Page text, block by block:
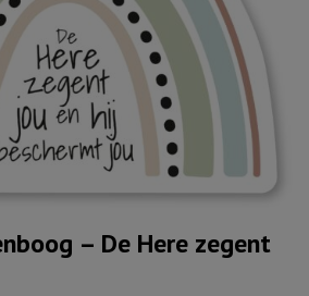
– De Here zegent